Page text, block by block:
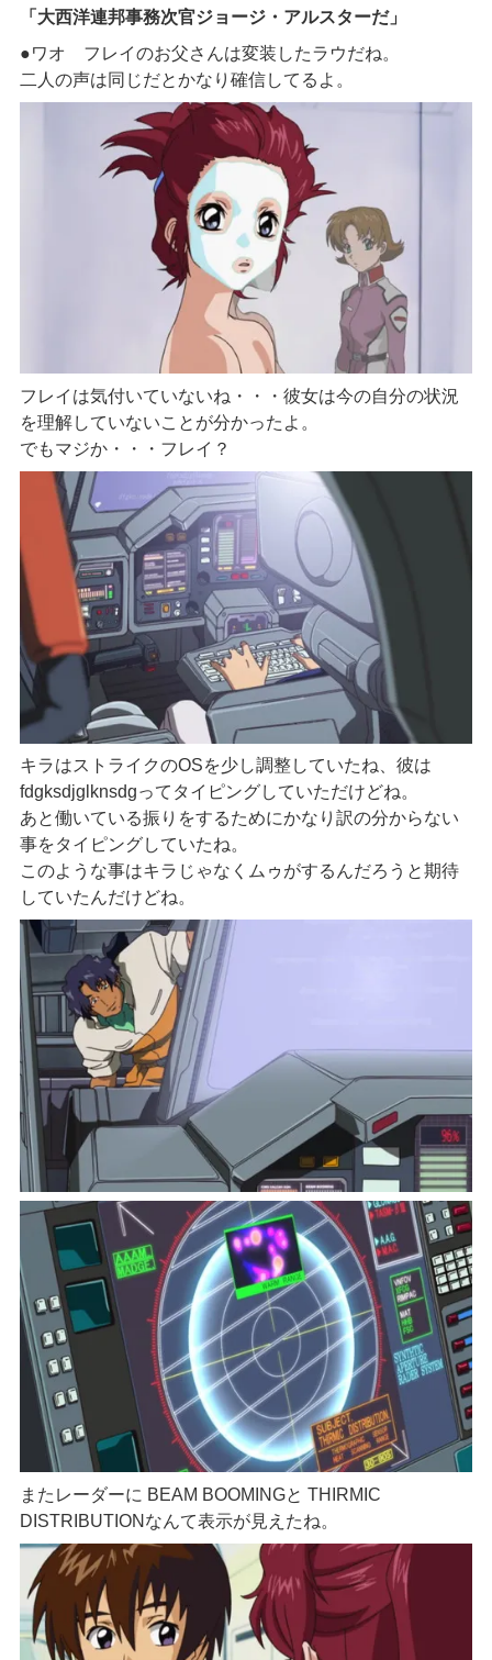
「大西洋連邦事務次官ジョージ・アルスターだ」
●ワオ フレイのお父さんは変装したラウだね。
二人の声は同じだとかなり確信してるよ。
フレイは気付いていないね・・・彼女は今の自分の状況
を理解していないことが分かったよ。
でもマジか・・・フレイ？
キラはストライクのOSを少し調整していたね、彼は
fdgksdjglknsdgってタイピングしていただけどね。
あと働いている振りをするためにかなり訳の分からない
事をタイピングしていたね。
このような事はキラじゃなくムゥがするんだろうと期待
していたんだけどね。
またレーダーに BEAM BOOMINGと THIRMIC
DISTRIBUTIONなんて表示が見えたね。